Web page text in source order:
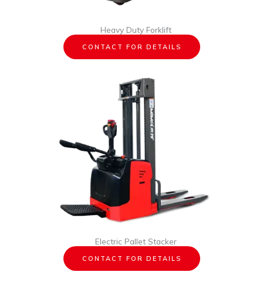
Heavy Duty Forklift
CONTACT FOR DETAILS
Electric Pallet Stacker
CONTACT FOR DETAILS